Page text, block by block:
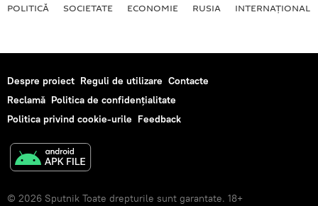
POLITICĂ SOCIETATE ECONOMIE RUSIA INTERNAŢIONAL
Despre proiect Reguli de utilizare Contacte
Reclamă Politica de confidențialitate
Politica privind cookie-urile Feedback
© 2026 Sputnik Toate drepturile sunt garantate. 18+